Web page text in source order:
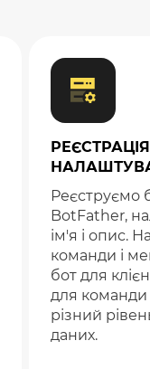
Реєструємо
BotFather,
ім'я і опис.
команди і
бот для
для команди
різний
даних.